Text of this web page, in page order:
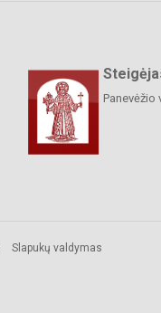
Panevėžio
Slapukų valdymas